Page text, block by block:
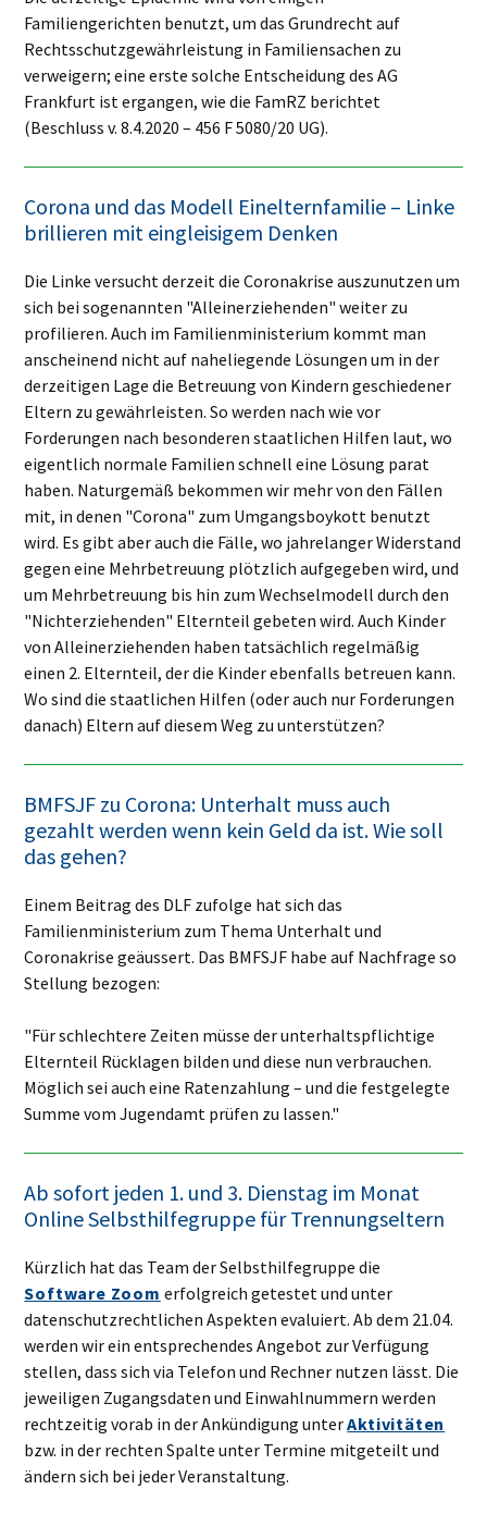
Familiengerichten benutzt, um das Grundrecht auf
Rechtsschutzgewährleistung in Familiensachen zu
verweigern; eine erste solche Entscheidung des AG
Frankfurt ist ergangen, wie die FamRZ berichtet
(Beschluss v. 8.4.2020 – 456 F 5080/20 UG).
Corona und das Modell Einelternfamilie – Linke
brillieren mit eingleisigem Denken
Die Linke versucht derzeit die Coronakrise auszunutzen um
sich bei sogenannten "Alleinerziehenden" weiter zu
profilieren. Auch im Familienministerium kommt man
anscheinend nicht auf naheliegende Lösungen um in der
derzeitigen Lage die Betreuung von Kindern geschiedener
Eltern zu gewährleisten. So werden nach wie vor
Forderungen nach besonderen staatlichen Hilfen laut, wo
eigentlich normale Familien schnell eine Lösung parat
haben. Naturgemäß bekommen wir mehr von den Fällen
mit, in denen "Corona" zum Umgangsboykott benutzt
wird. Es gibt aber auch die Fälle, wo jahrelanger Widerstand
gegen eine Mehrbetreuung plötzlich aufgegeben wird, und
um Mehrbetreuung bis hin zum Wechselmodell durch den
"Nichterziehenden" Elternteil gebeten wird. Auch Kinder
von Alleinerziehenden haben tatsächlich regelmäßig
einen 2. Elternteil, der die Kinder ebenfalls betreuen kann.
Wo sind die staatlichen Hilfen (oder auch nur Forderungen
danach) Eltern auf diesem Weg zu unterstützen?
BMFSJF zu Corona: Unterhalt muss auch
gezahlt werden wenn kein Geld da ist. Wie soll
das gehen?
Einem Beitrag des DLF zufolge hat sich das
Familienministerium zum Thema Unterhalt und
Coronakrise geäussert. Das BMFSJF habe auf Nachfrage so
Stellung bezogen:
"Für schlechtere Zeiten müsse der unterhaltspflichtige
Elternteil Rücklagen bilden und diese nun verbrauchen.
Möglich sei auch eine Ratenzahlung – und die festgelegte
Summe vom Jugendamt prüfen zu lassen."
Ab sofort jeden 1. und 3. Dienstag im Monat
Online Selbsthilfegruppe für Trennungseltern
Kürzlich hat das Team der Selbsthilfegruppe die
Software Zoom erfolgreich getestet und unter
datenschutzrechtlichen Aspekten evaluiert. Ab dem 21.04.
werden wir ein entsprechendes Angebot zur Verfügung
stellen, dass sich via Telefon und Rechner nutzen lässt. Die
jeweiligen Zugangsdaten und Einwahlnummern werden
rechtzeitig vorab in der Ankündigung unterAktivitäten
bzw. in der rechten Spalte unter Termine mitgeteilt und
ändern sich bei jeder Veranstaltung.